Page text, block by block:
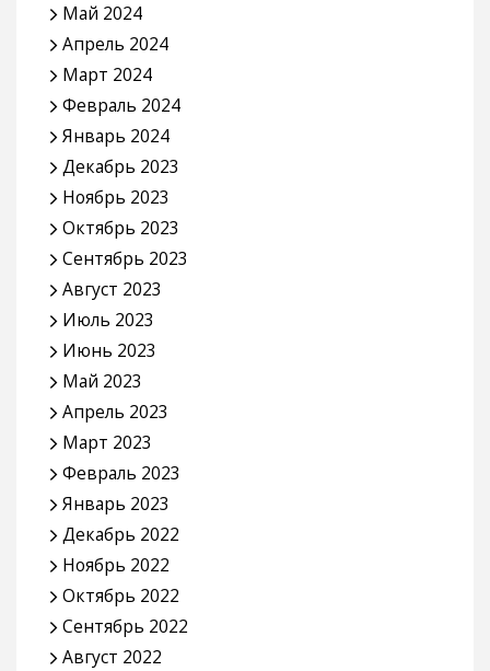
Май 2024
Апрель 2024
Март 2024
Февраль 2024
Январь 2024
Декабрь 2023
Ноябрь 2023
Октябрь 2023
Сентябрь 2023
Август 2023
Июль 2023
Июнь 2023
Май 2023
Апрель 2023
Март 2023
Февраль 2023
Январь 2023
Декабрь 2022
Ноябрь 2022
Октябрь 2022
Сентябрь 2022
Август 2022